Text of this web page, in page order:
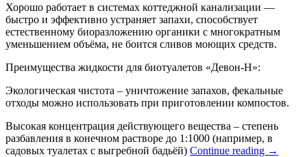
Хорошо работает в системах коттеджной канализации —
быстро и эффективно устраняет запахи, способствует
естественному биоразложению органики с многократным
уменьшением объёма, не боится сливов моющих средств.
Преимущества жидкости для биотуалетов «Девон-Н»:
Экологическая чистота – уничтожение запахов, фекальные
отходы можно использовать при приготовлении компостов.
Высокая концентрация действующего вещества – степень
разбавления в конечном растворе до 1:1000 (например, в
садовых туалетах с выгребной бадьёй) Continue reading →